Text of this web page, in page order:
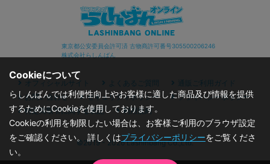
東京都公安委員会許可済 古物商許可番号305500206246
株式会社らしんばん
オフィシャルサイト よくあるご質問
通販ご利用ガイド
お問い合わせ
セキュリティポリシー
プライバシーポリシー
特定商取引に関する表記
利用規約
©2019 - 2026 Lashinbang Co.,Ltd.
Cookieについて
らしんばんでは利便性向上やお客様に適した商品及び情報を提供
するためにCookieを使用しております。
Cookieの利用を制限したい場合は、お客様ご利用のブラウザ設定
をご確認ください。 詳しくはプライバシーポリシーをご覧くださ
い。